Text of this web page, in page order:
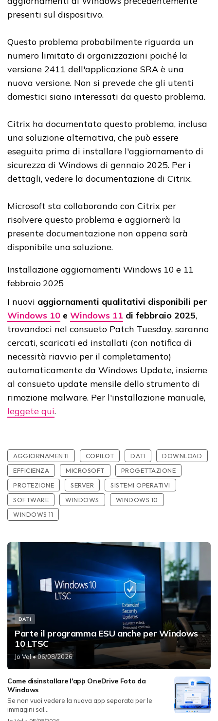
presenti sul dispositivo.
Questo problema probabilmente riguarda un
numero limitato di organizzazioni poiché la
versione 2411 dell'applicazione SRA è una
nuova versione. Non si prevede che gli utenti
domestici siano interessati da questo problema.
Citrix ha documentato questo problema, inclusa
una soluzione alternativa, che può essere
eseguita prima di installare l'aggiornamento di
sicurezza di Windows di gennaio 2025. Per i
dettagli, vedere la documentazione di Citrix.
Microsoft sta collaborando con Citrix per
risolvere questo problema e aggiornerà la
presente documentazione non appena sarà
disponibile una soluzione.
Installazione aggiornamenti Windows 10 e 11
febbraio 2025
I nuovi aggiornamenti qualitativi disponibili per
Windows 10 e Windows 11 di febbraio 2025,
trovandoci nel consueto Patch Tuesday, saranno
cercati, scaricati ed installati (con notifica di
necessità riavvio per il completamento)
automaticamente da Windows Update, insieme
al consueto update mensile dello strumento di
rimozione malware. Per l'installazione manuale,
leggete qui.
AGGIORNAMENTI COPILOT DATI
DOWNLOAD
EFFICIENZA
MICROSOFT
PROGETTAZIONE
PROTEZIONE
SERVER
SISTEMI OPERATIVI
SOFTWARE
WINDOWS
WINDOWS 10
WINDOWS 11
DATI
Parte il programma ESU anche per Windows
10 LTSC
Jo Val• 06/08/2026
Come disinstallare l'app OneDrive Foto da
Windows
Se non vuoi vedere la nuova app separata per le
immagini sal...